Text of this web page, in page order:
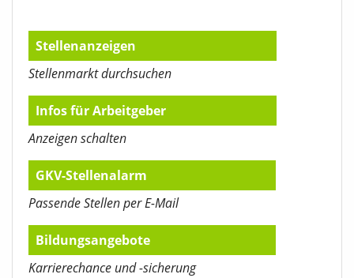
Stellenanzeigen
Stellenmarkt durchsuchen
Infos für Arbeitgeber
Anzeigen schalten
GKV-Stellenalarm
Passende Stellen per E-Mail
Bildungsangebote
Karrierechance und -sicherung